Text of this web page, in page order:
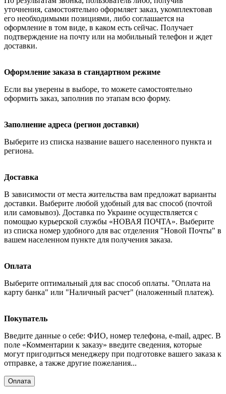
уточнения, самостоятельно оформляет заказ, укомплектовав
его необходимыми позициями, либо соглашается на
оформление в том виде, в каком есть сейчас. Получает
подтверждение на почту или на мобильный телефон и ждет
доставки.
Оформление заказа в стандартном режиме
Если вы уверены в выборе, то можете самостоятельно
оформить заказ, заполнив по этапам всю форму.
Заполнение адреса (регион доставки)
Выберите из списка название вашего населенного пункта и
региона.
Доставка
В зависимости от места жительства вам предложат варианты
доставки. Выберите любой удобный для вас способ (почтой
или самовывоз). Доставка по Украине осуществляется с
помощью курьерской службы «НОВАЯ ПОЧТА». Выберите
из списка номер удобного для вас отделения "Новой Почты" в
вашем населенном пункте для получения заказа.
Оплата
Выберите оптимальный для вас способ оплаты. "Оплата на
карту банка" или "Наличный расчет" (наложенный платеж).
Покупатель
Введите данные о себе: ФИО, номер телефона, e-mail, адрес. В
поле «Комментарии к заказу» введите сведения, которые
могут пригодиться менеджеру при подготовке вашего заказа к
отправке, а также другие пожелания...
Оплата